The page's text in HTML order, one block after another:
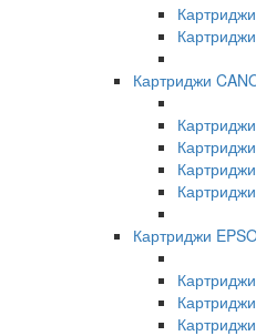
Картриджи
Картриджи